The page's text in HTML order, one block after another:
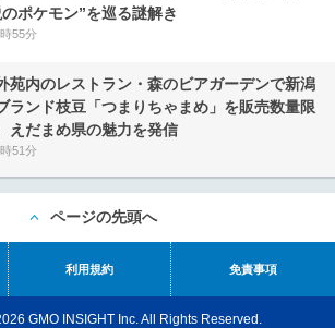
ポケモン”を巡る謎解き
55分
苑内のレストラン・森のビアガーデンで新潟
ランド枝豆「つまりちゃまめ」を販売数量限
えだまめ県の魅力を発信
51分
ページの先頭へ
利用規約 免責事項
GMO INSIGHT Inc. All Rights Reserved.